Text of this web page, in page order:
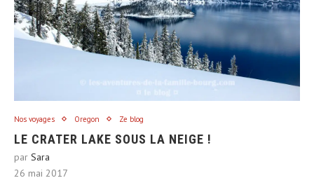
Nos voyages Oregon Ze blog
LE CRATER LAKE SOUS LA NEIGE !
par Sara
26 mai 2017